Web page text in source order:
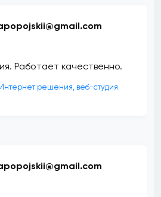
Работает качественно.
Интернет решения, веб-студия